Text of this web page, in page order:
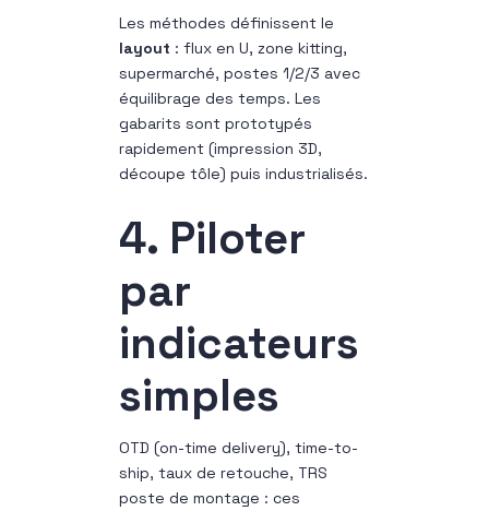
Les méthodes définissent le
layout : flux en U, zone kitting,
supermarché, postes 1/2/3 avec
équilibrage des temps. Les
gabarits sont prototypés
rapidement (impression 3D,
découpe tôle) puis industrialisés.
4. Piloter
par
indicateurs
simples
OTD (on-time delivery), time-to-
ship, taux de retouche, TRS
poste de montage : ces